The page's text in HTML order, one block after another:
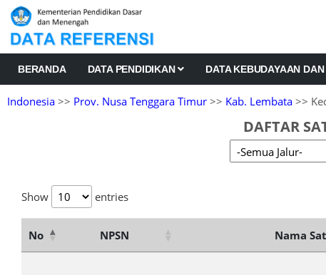
BERANDA DATA PENDIDIKAN DATA KEBUDAYAAN
Indonesia >> Prov. Nusa Tenggara Timur >> Kab. Lembata >>
DAFTAR
Show entries
No NPSN Nama